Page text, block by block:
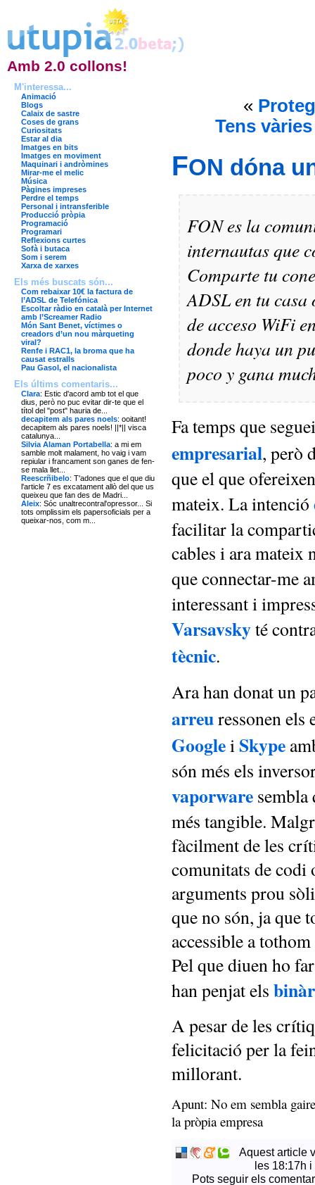
Amb 2.0 collons!
M'interessa...
Animació
Blogs
Calaix de sastre
Coses de grans
Curiositats
Estar al dia
Imatges en bits
Imatges en moviment
Maquinari i andròmines
Mirar-me el melic
Música
Pàgines impreses
Perdre el temps
Personal i intransferible
Producció pròpia
Programació
Programari
Reflexions curtes
Sofà i butaca
Som i serem
Xarxa de xarxes
Els més buscats són...
Com rebaixar 10€ la factura de
l’ADSL de Telefónica
Escoltar ràdio en català per Internet
amb l’Screamer Radio
Món Sant Benet, víctimes o
creadors d’un nou màrqueting
viral?
Renfe i RAC1, la broma que ha
causat estralls
Pau Gasol, el nacionalista
Els últims comentaris...
Clara: Estic d'acord amb tot el que
dius, però no puc evitar dir-te que el
títol del "post" hauria de...
decapitem als pares noels: ooitant!
decapitem als pares noels! ||*|| visca
catalunya...
Silvia Alaman Portabella: a mi em
samble molt malament, ho vaig i vam
repiular i francament son ganes de fen-
se mala llet...
Reescrñibelo: T'adones que el que diu
l'article 7 es excatament allò del que us
queixeu que fan des de Madri...
Aleix: Sóc unaltrecontral'opressor... Si
tots omplissim els papersoficials per a
queixar-nos, com m...
«
Tens
FON dóna
FON es la
internautas que
Comparte tu
ADSL en tu
de acceso WiFi
donde haya un
poco y gana
Fa temps que
empresarial, però
que el que
mateix. La intenció
facilitar la
cables i ara mateix
que connectar-me
interessant i
Varsavskyté
tècnic.
Ara han donat un
arreuressonen els
GoogleiSkype
són més els
vaporware sembla
més tangible.
fàcilment de les
comunitats de codi
arguments prou
que no són, ja que
accessible a
Pel que diuen ho
han penjat els
A pesar de les
felicitació per la
millorant.
Apunt: No em sembla
la pròpia empresa
Aquest article
les 18:17h
Pots seguir els